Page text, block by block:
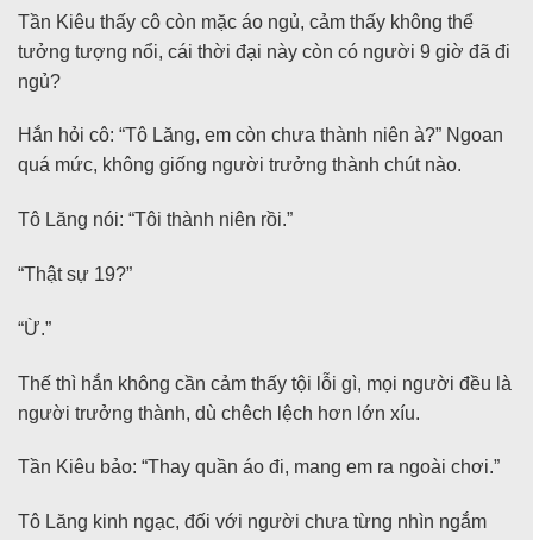
Tần Kiêu thấy cô còn mặc áo ngủ, cảm thấy không thể
tưởng tượng nổi, cái thời đại này còn có người 9 giờ đã đi
ngủ?
Hắn hỏi cô: “Tô Lăng, em còn chưa thành niên à?” Ngoan
quá mức, không giống người trưởng thành chút nào.
Tô Lăng nói: “Tôi thành niên rồi.”
“Thật sự 19?”
“Ừ.”
Thế thì hắn không cần cảm thấy tội lỗi gì, mọi người đều là
người trưởng thành, dù chêch lệch hơn lớn xíu.
Tần Kiêu bảo: “Thay quần áo đi, mang em ra ngoài chơi.”
Tô Lăng kinh ngạc, đối với người chưa từng nhìn ngắm